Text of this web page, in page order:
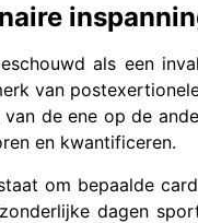
als een
van
de ene op de
en kwantificeren.
om bepaalde
dagen